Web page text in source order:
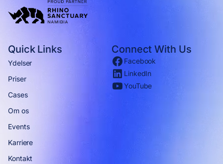
Quick Links
Ydelser
Priser
Cases
Om os
Events
Karriere
Kontakt
Connect With Us
Facebook
LinkedIn
YouTube